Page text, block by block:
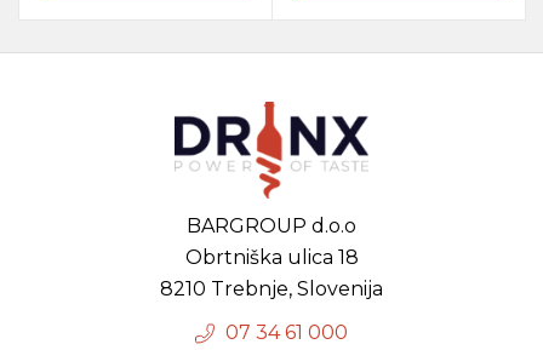
BARGROUP d.o.o
Obrtniška ulica 18
8210 Trebnje, Slovenija
07 34 61 000